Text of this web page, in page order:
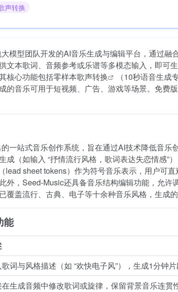
声转换
模型团队开发的AI音乐生成与编辑平台，通过
文本歌词、音频参考或乐谱等多模态输入，即可
核心功能包括零样本歌声转换
（10秒语音生
的音乐可用于短视频、广告、游戏等场景。免
一站式音乐创作系统，旨在通过AI技术降低音
成（如输入 “抒情流行风格，歌词表达失恋情感”
lead sheet tokens）作为符号音乐表示，用户可
外，Seed-Music还具备音乐结构编辑功能，允
覆盖流行、古典、电子等十余种音乐风格，生成
能
词与风格描述（如 “欢快电子风”），生成1分钟
在生成音频中修改歌词或旋律，保留背景音乐连贯